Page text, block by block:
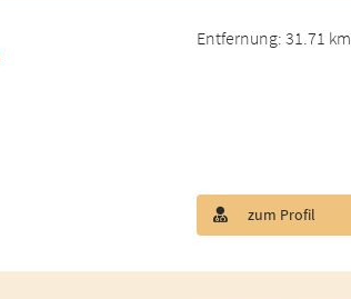
Entfernung: 31.71 km
zum Profil